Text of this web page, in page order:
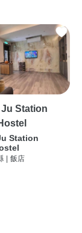
Station
Station
飯店